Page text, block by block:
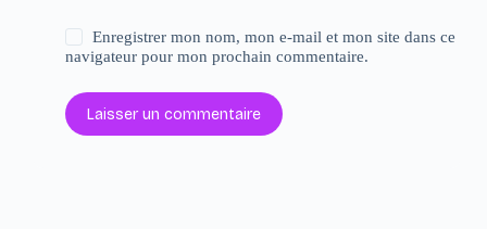
Enregistrer mon nom, mon e-mail et mon site dans ce
navigateur pour mon prochain commentaire.
Laisser un commentaire